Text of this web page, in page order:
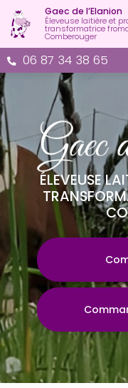
Aller
au
contenu
principal
06 87 34 38 65
Gaec de l’Elanion
Éleveuse laitière et productrice
transformatrice
Comberouger
ÉLEVEUSE